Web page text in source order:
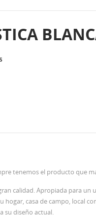
tenemos el producto que
calidad. Apropiada para un
hogar, casa de campo, local
su diseño actual.